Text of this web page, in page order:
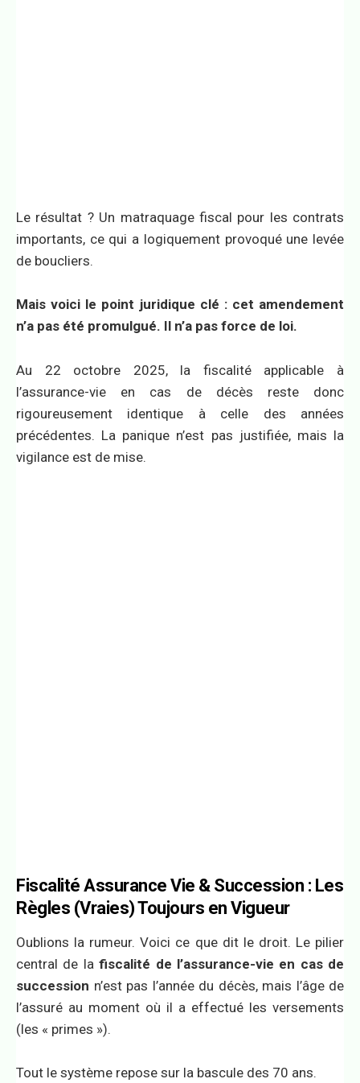
Le résultat ? Un matraquage fiscal pour les contrats
importants, ce qui a logiquement provoqué une levée
de boucliers.
Mais voici le point juridique clé : cet amendement
n’a pas été promulgué. Il n’a pas force de loi.
Au 22 octobre 2025, la fiscalité applicable à
l’assurance-vie en cas de décès reste donc
rigoureusement identique à celle des années
précédentes. La panique n’est pas justifiée, mais la
vigilance est de mise.
Fiscalité Assurance Vie & Succession : Les
Règles (Vraies) Toujours en Vigueur
Oublions la rumeur. Voici ce que dit le droit. Le pilier
central de lafiscalité de l’assurance-vie en cas de
succession n’est pas l’année du décès, mais l’âge de
l’assuré au moment où il a effectué les versements
(les « primes »).
Tout le système repose sur la bascule des 70 ans.